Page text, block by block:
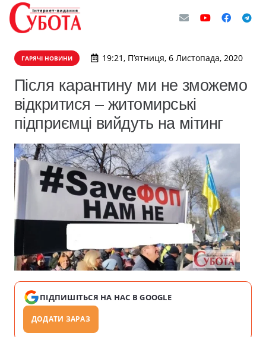
ГАРЯЧІ НОВИНИ 19:21, П’ятниця, 6 Листопада, 2020
Після карантину ми не зможемо
відкритися – житомирські
підприємці вийдуть на мітинг
ПІДПИШІТЬСЯ НА НАС В GOOGLE
ДОДАТИ ЗАРАЗ